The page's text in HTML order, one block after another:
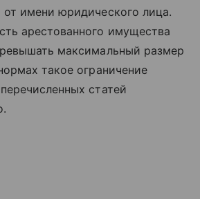
от имени юридического лица.
арестованного имущества
максимальный размер
такое ограничение
статей